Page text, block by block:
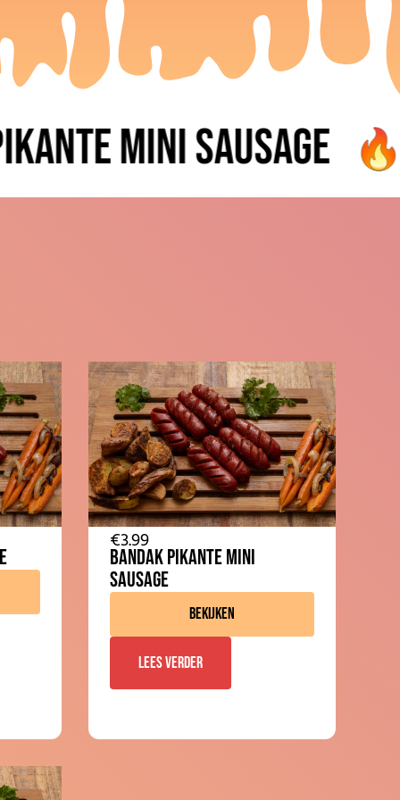
mini Sausage
€3.99
Bandak Pikante mini
Sausage
Bekijken
Lees verder